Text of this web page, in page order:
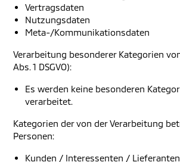
Vertragsdaten
Nutzungsdaten
Meta-/Kommunikationsdaten
Verarbeitung besonderer Kategorien
Abs. 1 DSGVO):
Es werden keine besonderen
verarbeitet.
Kategorien der von der Verarbeitung
Personen:
Kunden / Interessenten /